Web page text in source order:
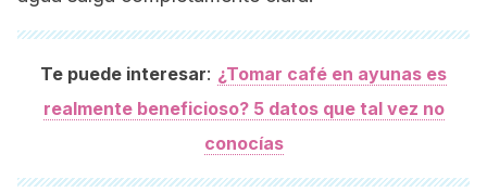
Te puede interesar: ¿Tomar café en ayunas es
realmente beneficioso? 5 datos que tal vez no
conocías